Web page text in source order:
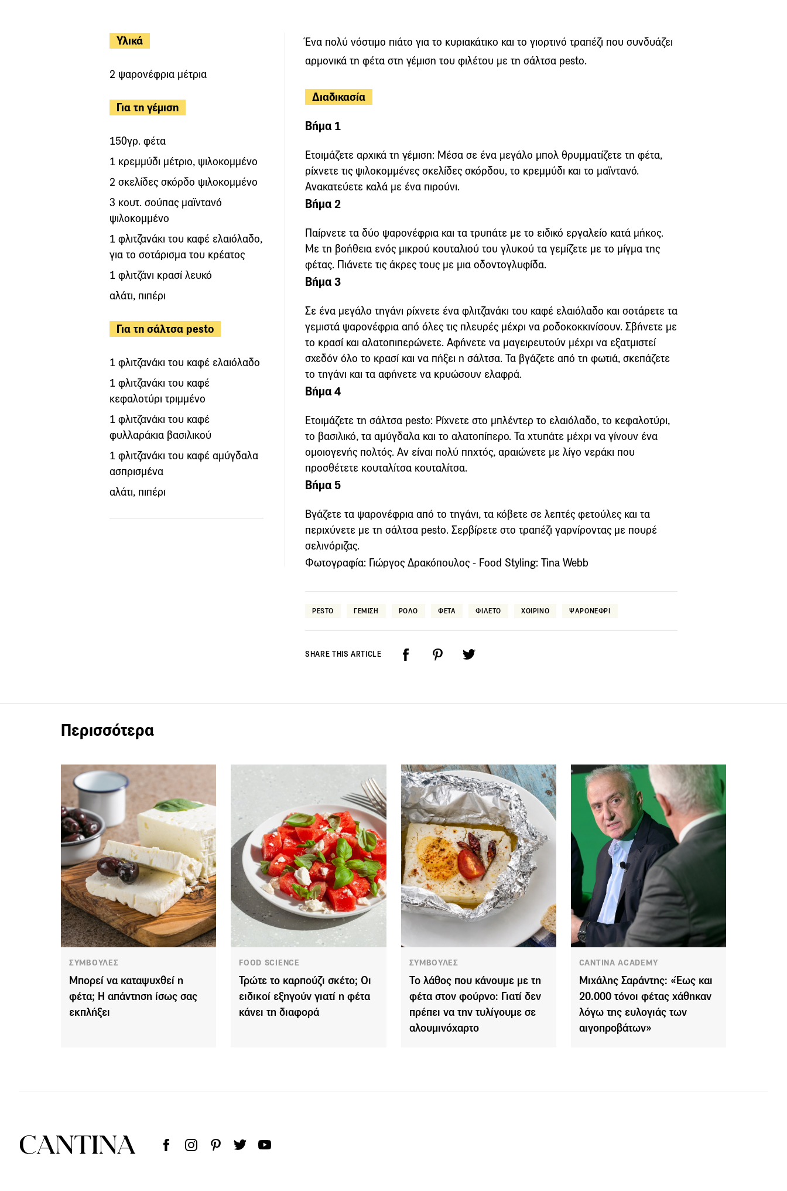
Υλικά
2 ψαρονέφρια μέτρια
Για τη γέμιση
150γρ. φέτα
1 κρεμμύδι μέτριο, ψιλοκομμένο
2 σκελίδες σκόρδο ψιλοκομμένο
3 κουτ. σούπας μαϊντανό
ψιλοκομμένο
1 φλιτζανάκι του καφέ ελαιόλαδο,
για το σοτάρισμα του κρέατος
1 φλιτζάνι κρασί λευκό
αλάτι, πιπέρι
Για τη σάλτσα pesto
1 φλιτζανάκι του καφέ ελαιόλαδο
1 φλιτζανάκι του καφέ
κεφαλοτύρι τριμμένο
1 φλιτζανάκι του καφέ
φυλλαράκια βασιλικού
1 φλιτζανάκι του καφέ αμύγδαλα
ασπρισμένα
αλάτι, πιπέρι
Ένα πολύ νόστιμο πιάτο για το κυριακάτικο και το γιορτινό τραπέζι που συνδυάζει
αρμονικά τη φέτα στη γέμιση του φιλέτου με τη σάλτσα pesto.
Διαδικασία
Βήμα 1
Ετοιμάζετε αρχικά τη γέμιση: Μέσα σε ένα μεγάλο μπολ θρυμματίζετε τη φέτα,
ρίχνετε τις ψιλοκομμένες σκελίδες σκόρδου, το κρεμμύδι και το μαϊντανό.
Ανακατεύετε καλά με ένα πιρούνι.
Βήμα 2
Παίρνετε τα δύο ψαρονέφρια και τα τρυπάτε με το ειδικό εργαλείο κατά μήκος.
Με τη βοήθεια ενός μικρού κουταλιού του γλυκού τα γεμίζετε με το μίγμα της
φέτας. Πιάνετε τις άκρες τους με μια οδοντογλυφίδα.
Βήμα 3
Σε ένα μεγάλο τηγάνι ρίχνετε ένα φλιτζανάκι του καφέ ελαιόλαδο και σοτάρετε τα
γεμιστά ψαρονέφρια από όλες τις πλευρές μέχρι να ροδοκοκκινίσουν. Σβήνετε με
το κρασί και αλατοπιπερώνετε. Αφήνετε να μαγειρευτούν μέχρι να εξατμιστεί
σχεδόν όλο το κρασί και να πήξει η σάλτσα. Τα βγάζετε από τη φωτιά, σκεπάζετε
το τηγάνι και τα αφήνετε να κρυώσουν ελαφρά.
Βήμα 4
Ετοιμάζετε τη σάλτσα pesto: Ρίχνετε στο μπλέντερ το ελαιόλαδο, το κεφαλοτύρι,
το βασιλικό, τα αμύγδαλα και το αλατοπίπερο. Τα χτυπάτε μέχρι να γίνουν ένα
ομοιογενής πολτός. Αν είναι πολύ πηχτός, αραιώνετε με λίγο νεράκι που
προσθέτετε κουταλίτσα κουταλίτσα.
Βήμα 5
Βγάζετε τα ψαρονέφρια από το τηγάνι, τα κόβετε σε λεπτές φετούλες και τα
περιχύνετε με τη σάλτσα pesto. Σερβίρετε στο τραπέζι γαρνίροντας με πουρέ
σελινόριζας.
Φωτογραφία: Γιώργος Δρακόπουλος - Food Styling: Tina Webb
PESTO ΓΕΜΙΣΗ ΡΟΛΟ ΦΕΤΑ ΦΙΛΕΤΟ ΧΟΙΡΙΝΟ ΨΑΡΟΝΕΦΡΙ
SHARE THIS ARTICLE
Περισσότερα
ΣΥΜΒΟΥΛΕΣ
Μπορεί να καταψυχθεί η
φέτα; Η απάντηση ίσως σας
εκπλήξει
FOOD SCIENCE
Τρώτε το καρπούζι σκέτο; Οι
ειδικοί εξηγούν γιατί η φέτα
κάνει τη διαφορά
ΣΥΜΒΟΥΛΕΣ
Το λάθος που κάνουμε με τη
φέτα στον φούρνο: Γιατί δεν
πρέπει να την τυλίγουμε σε
αλουμινόχαρτο
CANTINA ACADEMY
Μιχάλης Σαράντης: «Έως και
20.000 τόνοι φέτας χάθηκαν
λόγω της ευλογιάς των
αιγοπροβάτων»